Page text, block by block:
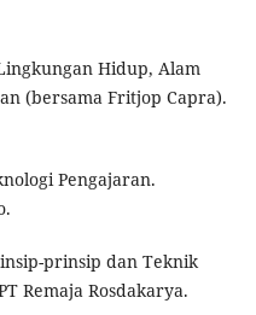
Hidup, Alam
(bersama Fritjop Capra).
Pengajaran.
prinsip dan Teknik
Remaja Rosdakarya.